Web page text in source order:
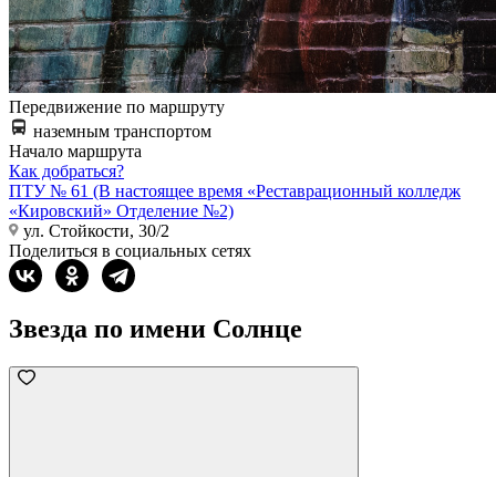
Передвижение по маршруту
наземным транспортом
Начало маршрута
Как добраться?
ПТУ № 61 (В настоящее время «Реставрационный колледж
«Кировский» Отделение №2)
ул. Стойкости, 30/2
Поделиться в социальных сетях
Звезда по имени Солнце